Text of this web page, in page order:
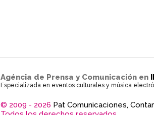
Agéncia de Prensa y Comunicación en
Especializada en eventos culturales y música
© 2009 - 2026 Pat Comunicaciones,